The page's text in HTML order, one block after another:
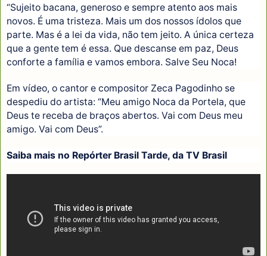
“Sujeito bacana, generoso e sempre atento aos mais
novos. É uma tristeza. Mais um dos nossos ídolos que
parte. Mas é a lei da vida, não tem jeito. A única certeza
que a gente tem é essa. Que descanse em paz, Deus
conforte a família e vamos embora. Salve Seu Noca!
Em vídeo, o cantor e compositor Zeca Pagodinho se
despediu do artista: “Meu amigo Noca da Portela, que
Deus te receba de braços abertos. Vai com Deus meu
amigo. Vai com Deus”.
Saiba mais no Repórter Brasil Tarde, da TV Brasil